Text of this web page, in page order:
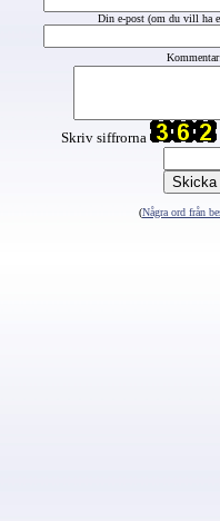
Din e-post (om du vill ha
Skriv siffrorna
(Några ord från